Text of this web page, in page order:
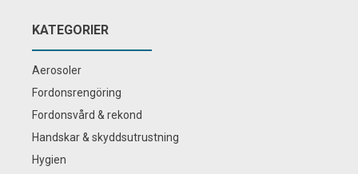
KATEGORIER
Aerosoler
Fordonsrengöring
Fordonsvård & rekond
Handskar & skyddsutrustning
Hygien